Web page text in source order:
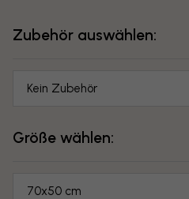
Zubehör auswählen:
Kein Zubehör
Größe wählen:
70x50 cm